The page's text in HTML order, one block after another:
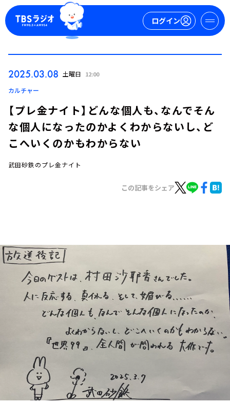
ログイン
イベント・グッズ
YouTube
会社情報
2025.03.08 土曜日 12:00
カルチャー
【プレ金ナイト】どんな個人も、なんでそん
な個人になったのかよくわからないし、ど
こへいくのかもわからない
武田砂鉄のプレ金ナイト
この記事をシェア